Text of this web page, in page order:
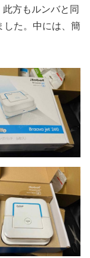
方もルンバと同
た。中には、簡